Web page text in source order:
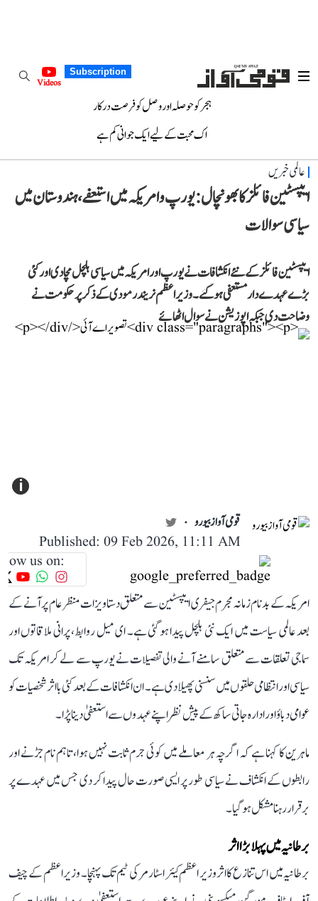
Subscription
Videos
ہجر کو حوصلہ اور وصل کو فرصت درکار
اک محبت کے لیے ایک جوانی کم ہے
عالمی خبریں
ایپسٹین فائلز کا بھونچال: یورپ و امریکہ میں استعفے، ہندوستان میں
سیاسی سوالات
ایپسٹین فائلز کے نئے انکشافات نے یورپ اور امریکہ میں سیاسی ہلچل مچا دی اور کئی
بڑے عہدے دار مستعفی ہو گئے۔ وزیر اعظم نریندر مودی کے ذکر پر حکومت نے
وضاحت دی جبکہ اپوزیشن نے سوال اٹھائے
i
قومی آواز بیورو
Published: 09 Feb 2026, 11:11 AM
us on:
امریکہ کے بدنام زمانہ مجرم جیفری ایپسٹین سے متعلق دستاویزات منظر عام پر آنے کے
بعد عالمی سیاست میں ایک نئی ہلچل پیدا ہو گئی ہے۔ ای میل روابط، پرانی ملاقاتوں اور
سماجی تعلقات سے متعلق سامنے آنے والی تفصیلات نے یورپ سے لے کر امریکہ تک
سیاسی اور انتظامی حلقوں میں سنسنی پھیلا دی ہے۔ ان انکشافات کے بعد کئی بااثر شخصیات کو
عوامی دباؤ اور ادارہ جاتی ساکھ کے پیش نظر اپنے عہدوں سے استعفیٰ دینا پڑا۔
ماہرین کا کہنا ہے کہ اگرچہ ہر معاملے میں کوئی جرم ثابت نہیں ہوا، تاہم نام جڑنے اور
رابطوں کے انکشاف نے سیاسی طور پر ایسی صورت حال پیدا کر دی جس میں عہدے پر
برقرار رہنا مشکل ہو گیا۔
برطانیہ میں پہلا بڑا اثر
برطانیہ میں اس تنازع کا اثر وزیر اعظم کیئر اسٹارمر کی ٹیم تک پہنچا۔ وزیر اعظم کے چیف